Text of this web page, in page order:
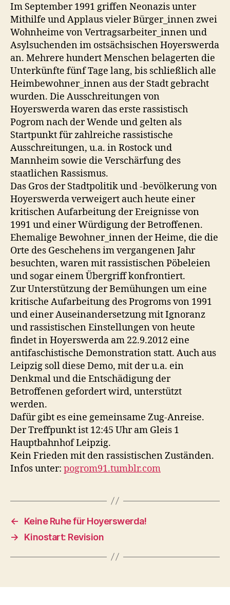
Im September 1991 griffen Neonazis unter
Mithilfe und Applaus vieler Bürger_innen zwei
Wohnheime von Vertragsarbeiter_innen und
Asylsuchenden im ostsächsischen Hoyerswerda
an. Mehrere hundert Menschen belagerten die
Unterkünfte fünf Tage lang, bis schließlich alle
Heimbewohner_innen aus der Stadt gebracht
wurden. Die Ausschreitungen von
Hoyerswerda waren das erste rassistisch
Pogrom nach der Wende und gelten als
Startpunkt für zahlreiche rassistische
Ausschreitungen, u.a. in Rostock und
Mannheim sowie die Verschärfung des
staatlichen Rassismus.
Das Gros der Stadtpolitik und -bevölkerung von
Hoyerswerda verweigert auch heute einer
kritischen Aufarbeitung der Ereignisse von
1991 und einer Würdigung der Betroffenen.
Ehemalige Bewohner_innen der Heime, die die
Orte des Geschehens im vergangenen Jahr
besuchten, waren mit rassistischen Pöbeleien
und sogar einem Übergriff konfrontiert.
Zur Unterstützung der Bemühungen um eine
kritische Aufarbeitung des Progroms von 1991
und einer Auseinandersetzung mit Ignoranz
und rassistischen Einstellungen von heute
findet in Hoyerswerda am 22.9.2012 eine
antifaschistische Demonstration statt. Auch aus
Leipzig soll diese Demo, mit der u.a. ein
Denkmal und die Entschädigung der
Betroffenen gefordert wird, unterstützt
werden.
Dafür gibt es eine gemeinsame Zug-Anreise.
Der Treffpunkt ist 12:45 Uhr am Gleis 1
Hauptbahnhof Leipzig.
Kein Frieden mit den rassistischen Zuständen.
Infos unter: pogrom91.tumblr.com
←
Keine Ruhe für Hoyerswerda!
→
Kinostart: Revision